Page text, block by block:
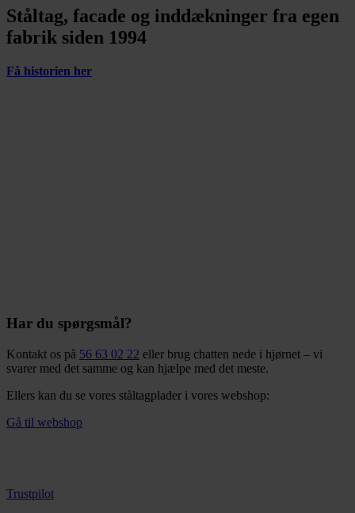
Ståltag, facade og inddækninger fra egen
fabrik siden 1994
Få historien her
Har du spørgsmål?
Kontakt os på 56 63 02 22 eller brug chatten nede i hjørnet – vi
svarer med det samme og kan hjælpe med det meste.
Ellers kan du se vores ståltagplader i vores webshop:
Gå til webshop
Trustpilot